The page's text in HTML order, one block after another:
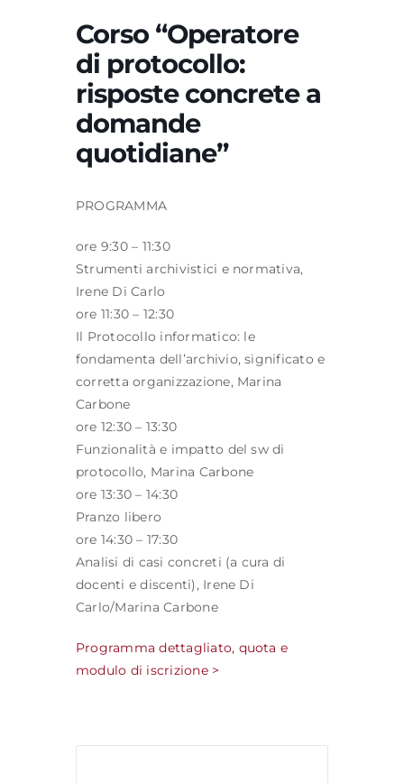
Formazione
Attività editoriale
Corso “Operatore
di protocollo:
risposte concrete a
domande
quotidiane”
PROGRAMMA
ore 9:30 – 11:30
Strumenti archivistici e normativa,
Irene Di Carlo
ore 11:30 – 12:30
Il Protocollo informatico: le
fondamenta dell’archivio, significato e
corretta organizzazione, Marina
Carbone
ore 12:30 – 13:30
Funzionalità e impatto del sw di
protocollo, Marina Carbone
ore 13:30 – 14:30
Pranzo libero
ore 14:30 – 17:30
Analisi di casi concreti (a cura di
docenti e discenti), Irene Di
Carlo/Marina Carbone
Programma dettagliato, quota e
modulo di iscrizione >